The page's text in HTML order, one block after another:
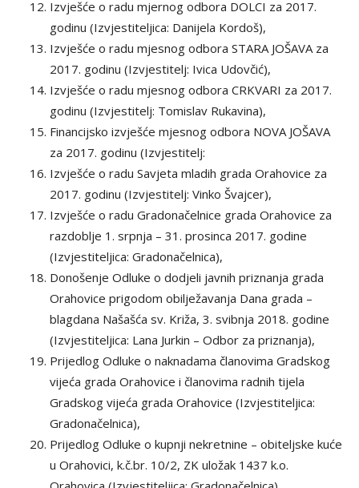
Izvješće o radu mjernog odbora DOLCI za 2017.
godinu (Izvjestiteljica: Danijela Kordoš),
Izvješće o radu mjesnog odbora STARA JOŠAVA za
2017. godinu (Izvjestitelj: Ivica Udovčić),
Izvješće o radu mjesnog odbora CRKVARI za 2017.
godinu (Izvjestitelj: Tomislav Rukavina),
Financijsko izvješće mjesnog odbora NOVA JOŠAVA
za 2017. godinu (Izvjestitelj:
Izvješće o radu Savjeta mladih grada Orahovice za
2017. godinu (Izvjestitelj: Vinko Švajcer),
Izvješće o radu Gradonačelnice grada Orahovice za
razdoblje 1. srpnja – 31. prosinca 2017. godine
(Izvjestiteljica: Gradonačelnica),
Donošenje Odluke o dodjeli javnih priznanja grada
Orahovice prigodom obilježavanja Dana grada –
blagdana Našašća sv. Križa, 3. svibnja 2018. godine
(Izvjestiteljica: Lana Jurkin – Odbor za priznanja),
Prijedlog Odluke o naknadama članovima Gradskog
vijeća grada Orahovice i članovima radnih tijela
Gradskog vijeća grada Orahovice (Izvjestiteljica:
Gradonačelnica),
Prijedlog Odluke o kupnji nekretnine – obiteljske kuće
u Orahovici, k.č.br. 10/2, ZK uložak 1437 k.o.